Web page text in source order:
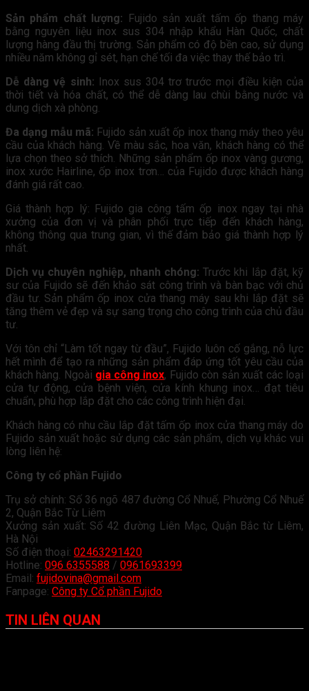
Sản phẩm chất lượng: Fujido sản xuất tấm ốp thang máy
bằng nguyên liệu inox sus 304 nhập khẩu Hàn Quốc, chất
lượng hàng đầu thị trường. Sản phẩm có độ bền cao, sử dụng
nhiều năm không gỉ sét, hạn chế tối đa việc thay thế bảo trì.
Dễ dàng vệ sinh: Inox sus 304 trơ trước mọi điều kiện của
thời tiết và hóa chất, có thể dễ dàng lau chùi bằng nước và
dung dịch xà phòng.
Đa dạng mẫu mã: Fujido sản xuất ốp inox thang máy theo yêu
cầu của khách hàng. Về màu sắc, hoa văn, khách hàng có thể
lựa chọn theo sở thích. Những sản phẩm ốp inox vàng gương,
inox xước Hairline, ốp inox trơn… của Fujido được khách hàng
đánh giá rất cao.
Giá thành hợp lý: Fujido gia công tấm ốp inox ngay tại nhà
xưởng của đơn vị và phân phối trực tiếp đến khách hàng,
không thông qua trung gian, vì thế đảm bảo giá thành hợp lý
nhất.
Dịch vụ chuyên nghiệp, nhanh chóng: Trước khi lắp đặt, kỹ
sư của Fujido sẽ đến khảo sát công trình và bàn bạc với chủ
đầu tư. Sản phẩm ốp inox cửa thang máy sau khi lắp đặt sẽ
tăng thêm vẻ đẹp và sự sang trọng cho công trình của chủ đầu
tư.
Với tôn chỉ “Làm tốt ngay từ đầu”, Fujido luôn cố gắng, nỗ lực
hết mình để tạo ra những sản phẩm đáp ứng tốt yêu cầu của
khách hàng. Ngoài gia công inox, Fujido còn sản xuất các loại
cửa tự động, cửa bệnh viện, cửa kính khung inox… đạt tiêu
chuẩn, phù hợp lắp đặt cho các công trình hiện đại.
Khách hàng có nhu cầu lắp đặt tấm ốp inox cửa thang máy do
Fujido sản xuất hoặc sử dụng các sản phẩm, dịch vụ khác vui
lòng liên hệ:
Công ty cổ phần Fujido
Trụ sở chính: Số 36 ngõ 487 đường Cổ Nhuế, Phường Cổ Nhuế
2, Quận Bắc Từ Liêm
Xưởng sản xuất: Số 42 đường Liên Mạc, Quận Bắc từ Liêm,
Hà Nội
Số điện thoại: 02463291420
Hotline: 096 6355588 / 0961693399
Email: fujidovina@gmail.com
Fanpage: Công ty Cổ phần Fujido
TIN LIÊN QUAN